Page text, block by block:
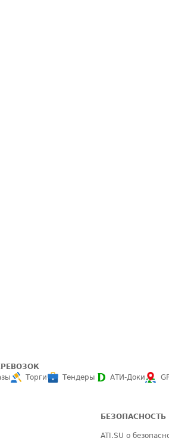
Торги Тендеры АТИ-Доки
БЕЗОПАСНОСТЬ
ATI.SU о